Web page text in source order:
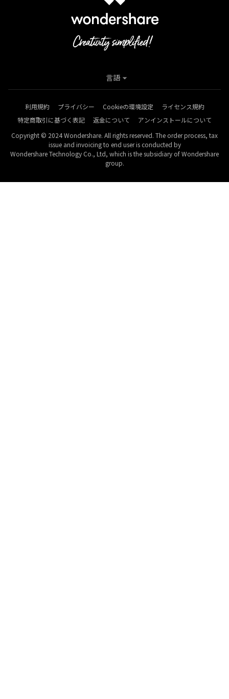
利用規約 プライバシー Cookieの環境設定
ライセンス規約
特定商取引に基づく表記
返金について
アンインストールについて
Copyright © 2024 Wondershare. All rights reserved. The order process, tax
issue and invoicing to end user is conducted by
Wondershare Technology Co., Ltd, which is the subsidiary of Wondershare
group.
言語